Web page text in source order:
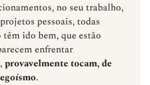
no seu trabalho,
pessoais, todas
têm ido bem, que estão
enfrentar
provavelmente tocam, de
.